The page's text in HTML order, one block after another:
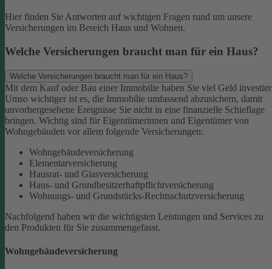
Hier finden Sie Antworten auf wichtigen Fragen rund um unsere
Versicherungen im Bereich Haus und Wohnen.
Welche Versicherungen braucht man für ein Haus?
Welche Versicherungen braucht man für ein Haus?
Mit dem Kauf oder Bau einer Immobilie haben Sie viel Geld
Umso wichtiger ist es, die Immobilie umfassend abzusichern, damit
unvorhergesehene Ereignisse Sie nicht in eine finanzielle Schieflage
bringen. Wichtig sind für Eigentümerinnen und Eigentümer von
Wohngebäuden vor allem folgende Versicherungen:
Wohngebäudeversicherung
Elementarversicherung
Hausrat- und Glasversicherung
Haus- und Grundbesitzerhaftpflichtversicherung
Wohnungs- und Grundstücks-Rechtsschutzversicherung
Nachfolgend haben wir die wichtigsten Leistungen und Services zu
den Produkten für Sie zusammengefasst.
Wohngebäudeversicherung